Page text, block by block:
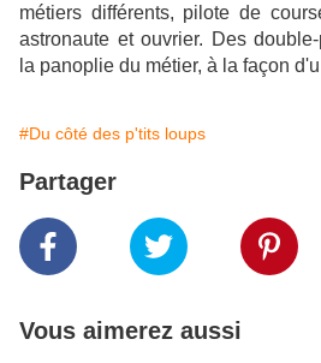
métiers différents, pilote de
astronaute et ouvrier. Des
la panoplie du métier, à la façon
#Du côté des p'tits loups
Partager
Vous aimerez aussi